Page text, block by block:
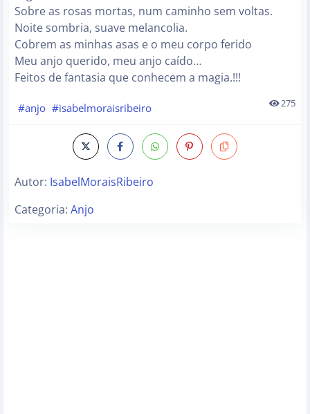
Sobre as rosas mortas, num caminho sem voltas.
Noite sombria, suave melancolia.
Cobrem as minhas asas e o meu corpo ferido
Meu anjo querido, meu anjo caído…
Feitos de fantasia que conhecem a magia.!!!
#anjo #isabelmoraisribeiro 275
Autor: IsabelMoraisRibeiro
Categoria: Anjo